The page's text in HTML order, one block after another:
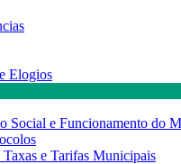
Elogios
Social e Funcionamento do
e Tarifas Municipais